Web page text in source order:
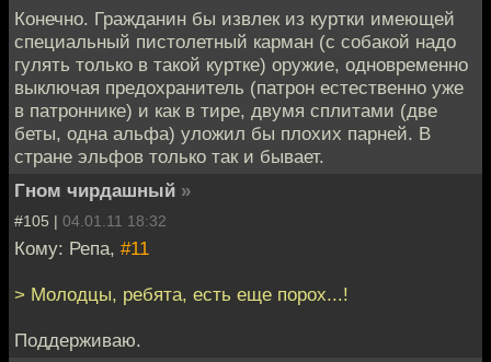
Конечно. Гражданин бы извлек из куртки имеющей
специальный пистолетный карман (с собакой надо
гулять только в такой куртке) оружие, одновременно
выключая предохранитель (патрон естественно уже
в патроннике) и как в тире, двумя сплитами (две
беты, одна альфа) уложил бы плохих парней. В
стране эльфов только так и бывает.
Гном чирдашный »
#105 | 04.01.11 18:32
Кому: Репа, #11
> Молодцы, ребята, есть еще порох...!
Поддерживаю.